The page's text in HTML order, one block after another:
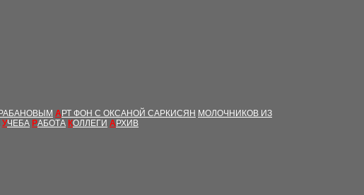
АРТ ФОН С ОКСАНОЙ САРКИСЯН МОЛОЧНИКОВ ИЗ
УЧЕБА РАБОТА КОЛЛЕГИ АРХИВ